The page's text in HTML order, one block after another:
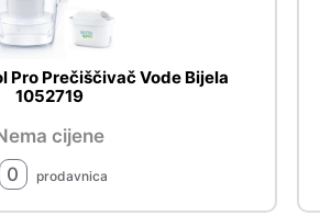
Pro Prečiščivač Vode Bijela
1052719
cijene
0
prodavnica